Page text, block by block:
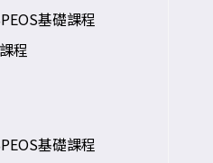
基礎課程
程
基礎課程